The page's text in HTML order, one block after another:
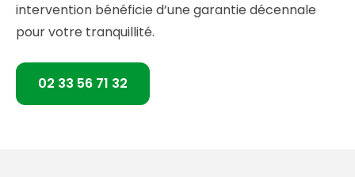
intervention bénéficie d’une garantie décennale
pour votre tranquillité.
02 33 56 71 32